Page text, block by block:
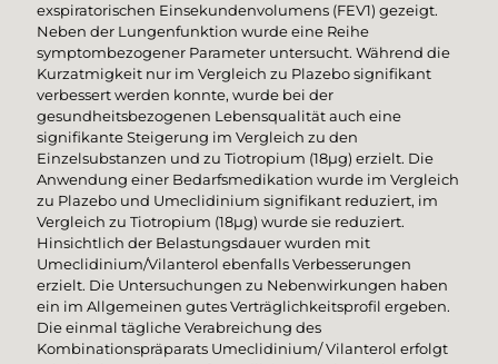
exspiratorischen Einsekundenvolumens (FEV1) gezeigt.
Neben der Lungenfunktion wurde eine Reihe
symptombezogener Parameter untersucht. Während die
Kurzatmigkeit nur im Vergleich zu Plazebo signifikant
verbessert werden konnte, wurde bei der
gesundheitsbezogenen Lebensqualität auch eine
signifikante Steigerung im Vergleich zu den
Einzelsubstanzen und zu Tiotropium (18µg) erzielt. Die
Anwendung einer Bedarfsmedikation wurde im Vergleich
zu Plazebo und Umeclidinium signifikant reduziert, im
Vergleich zu Tiotropium (18µg) wurde sie reduziert.
Hinsichtlich der Belastungsdauer wurden mit
Umeclidinium/Vilanterol ebenfalls Verbesserungen
erzielt. Die Untersuchungen zu Nebenwirkungen haben
ein im Allgemeinen gutes Verträglichkeitsprofil ergeben.
Die einmal tägliche Verabreichung des
Kombinationspräparats Umeclidinium/ Vilanterol erfolgt